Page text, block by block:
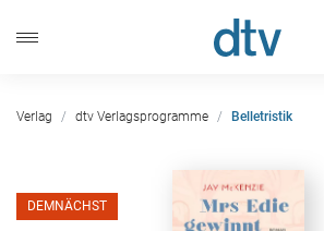
Verlag dtv Verlagsprogramme Belletristik
DEMNÄCHST